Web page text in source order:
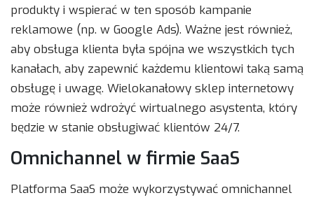
produkty i wspierać w ten sposób kampanie
reklamowe (np. w Google Ads). Ważne jest również,
aby obsługa klienta była spójna we wszystkich tych
kanałach, aby zapewnić każdemu klientowi taką samą
obsługę i uwagę. Wielokanałowy sklep internetowy
może również wdrożyć wirtualnego asystenta, który
będzie w stanie obsługiwać klientów 24/7.
Omnichannel w firmie SaaS
Platforma SaaS może wykorzystywać omnichannel